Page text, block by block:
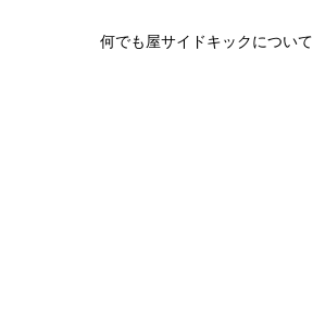
何でも屋サイドキックについて